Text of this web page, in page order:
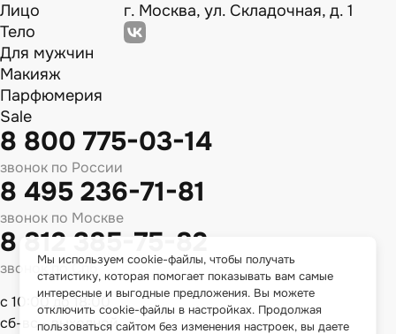
Лицо
Тело
Для мужчин
Макияж
Парфюмерия
Sale
г. Москва, ул. Складочная, д. 1
8 800 775-03-14
звонок по России
8 495 236-71-81
звонок по Москве
8 812 385-75-82
звонок по Спб
с 10:00 до 18:00
сб-вс - выходной
Мы используем cookie-файлы, чтобы получать
статистику, которая помогает показывать вам самые
интересные и выгодные предложения. Вы можете
отключить cookie-файлы в настройках. Продолжая
пользоваться сайтом без изменения настроек, вы даете